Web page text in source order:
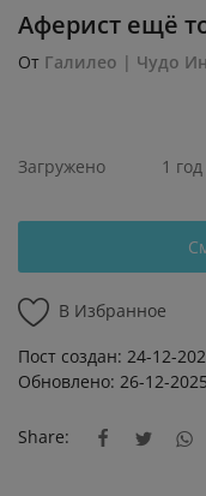
Аферист ещё
От Галилео | Чудо
Загружено 1
В Избранное
Пост создан: 24-12-
Обновлено: 26-12-
Share: